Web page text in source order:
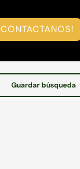
CONTACTANOS!
Guardar búsqueda